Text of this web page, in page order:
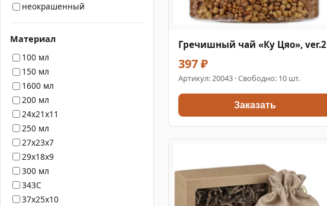
неокрашенный
Материал
100 мл
150 мл
1600 мл
200 мл
24x21x11
250 мл
27x23x7
29x18x9
300 мл
343C
37x25x10
Гречишный чай «Ку Цяо», ver.2
397 ₽
Артикул:20043 · Свободно: 10 шт.
Заказать